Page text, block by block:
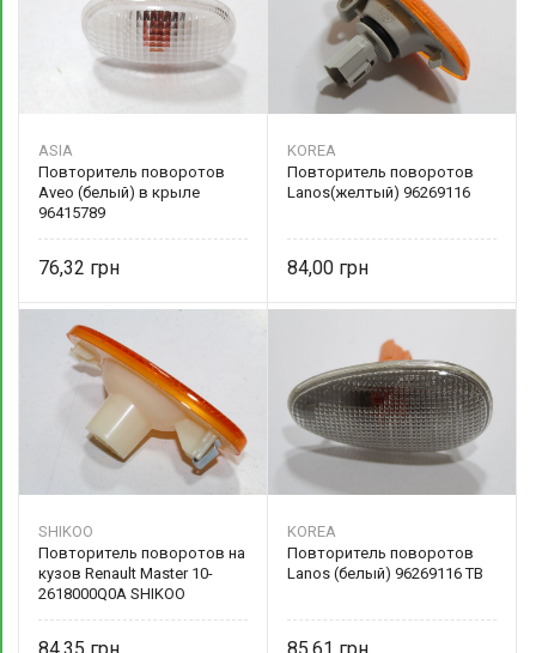
ASIA
Повторитель поворотов
Aveo (белый) в крыле
96415789
76,32
KOREA
Повторитель поворотов
Lanos(желтый) 96269116
84,00
SHIKOO
Повторитель поворотов на
кузов Renault Master 10-
2618000Q0A SHIKOO
KOREA
Повторитель поворотов
Lanos (белый) 96269116 TB